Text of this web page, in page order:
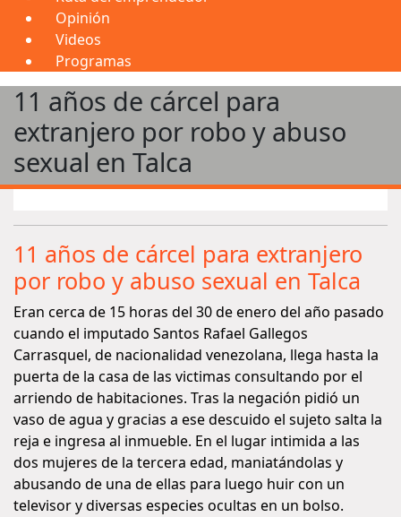
Opinión
Videos
Programas
11 años de cárcel para
extranjero por robo y abuso
sexual en Talca
11 años de cárcel para extranjero
por robo y abuso sexual en Talca
Eran cerca de 15 horas del 30 de enero del año pasado
cuando el imputado Santos Rafael Gallegos
Carrasquel, de nacionalidad venezolana, llega hasta la
puerta de la casa de las victimas consultando por el
arriendo de habitaciones. Tras la negación pidió un
vaso de agua y gracias a ese descuido el sujeto salta la
reja e ingresa al inmueble. En el lugar intimida a las
dos mujeres de la tercera edad, maniatándolas y
abusando de una de ellas para luego huir con un
televisor y diversas especies ocultas en un bolso.